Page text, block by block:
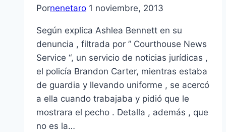
Pornenetaro 1 noviembre, 2013
Según explica Ashlea Bennett en su
denuncia , filtrada por ” Courthouse News
Service “, un servicio de noticias jurídicas ,
el policía Brandon Carter, mientras estaba
de guardia y llevando uniforme , se acercó
a ella cuando trabajaba y pidió que le
mostrara el pecho . Detalla , además , que
no es la…